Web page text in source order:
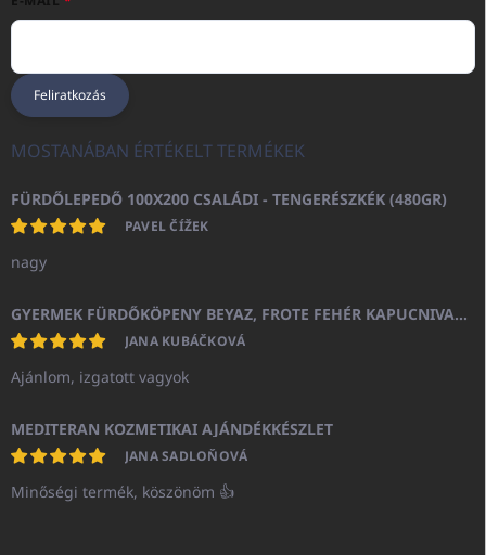
Feliratkozás
MOSTANÁBAN ÉRTÉKELT TERMÉKEK
FÜRDŐLEPEDŐ 100X200 CSALÁDI - TENGERÉSZKÉK (480GR)
PAVEL ČÍŽEK
nagy
GYERMEK FÜRDŐKÖPENY BEYAZ, FROTE FEHÉR KAPUCNIVAL (400GR)
JANA KUBÁČKOVÁ
Ajánlom, izgatott vagyok
MEDITERAN KOZMETIKAI AJÁNDÉKKÉSZLET
JANA SADLOŇOVÁ
Minőségi termék, köszönöm 👍